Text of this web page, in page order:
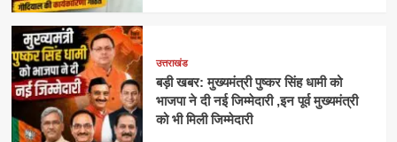
उत्तराखंड
बड़ी खबर: मुख्यमंत्री पुष्कर सिंह धामी को
भाजपा ने दी नई जिम्मेदारी ,इन पूर्व मुख्यमंत्री
को भी मिली जिम्मेदारी